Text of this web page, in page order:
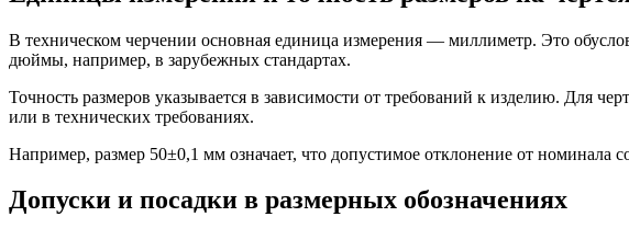
В техническом черчении основная единица измерения — миллиметр. Это
дюймы, например, в зарубежных стандартах.
Точность размеров указывается в зависимости от требований к изделию. Для
или в технических требованиях.
Например, размер 50±0,1 мм означает, что допустимое отклонение от номинала
Допуски и посадки в размерных обозначениях